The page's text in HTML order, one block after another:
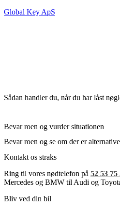
Global Key ApS
Sådan handler du, når du har låst
Bevar roen og vurder situationen
Bevar roen og se om der er
Kontakt os straks
Ring til vores nødtelefon på 52 53 75
Mercedes og BMW til Audi og
Bliv ved din bil